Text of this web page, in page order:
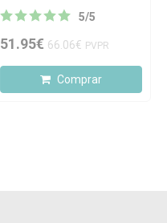
5/5
51.95€ 66.06€ PVPR
Comprar